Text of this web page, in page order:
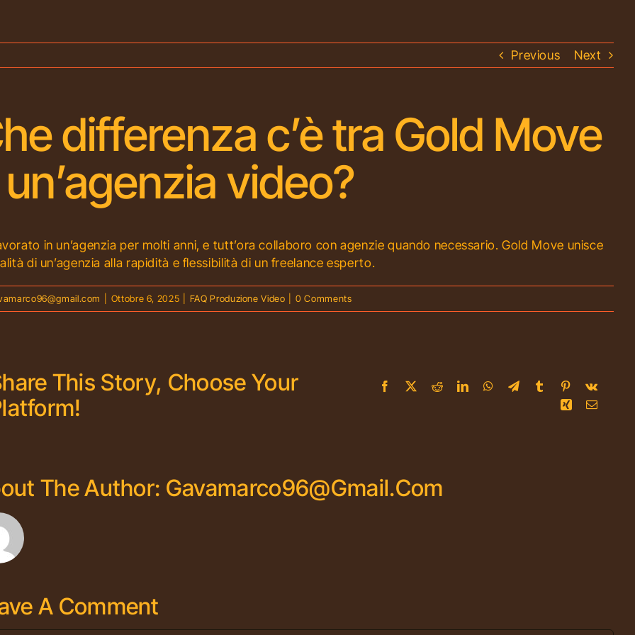
Previous Next
differenza c’è tra Gold Move
video?
in un’agenzia per molti anni, e tutt’ora collaboro con agenzie quando necessario. Gold Move unisce
di un’agenzia alla rapidità e flessibilità di un freelance esperto.
Ottobre 6, 2025 FAQ Produzione Video 0 Comments
This Story, Choose Your
Facebook RedditLinkedInWhatsApp
Telegram
TumblrPinterest
Xing
The Author: Gavamarco96@gmail.com
A Comment